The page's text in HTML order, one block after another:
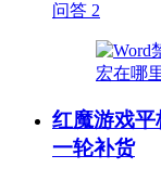
问答 2
红魔游戏
一轮补货